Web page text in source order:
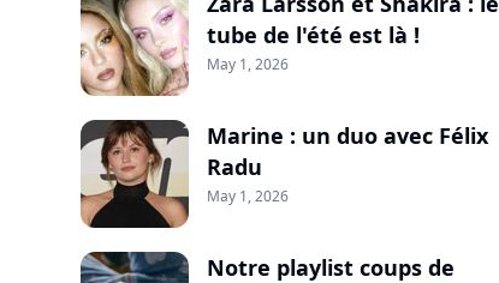
tube de l'été est là !
May 1, 2026
Marine : un duo avec Félix
Radu
May 1, 2026
Notre playlist coups de